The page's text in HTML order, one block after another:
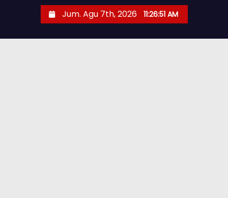
Jum. Agu 7th, 2026 11:26:52 AM